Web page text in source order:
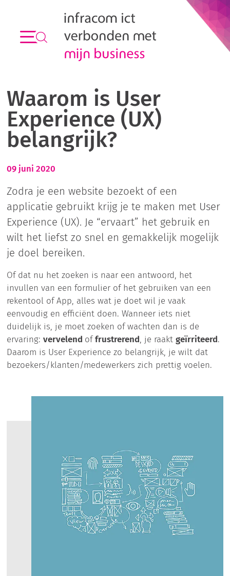
Waarom is User
Experience (UX)
belangrijk?
09 juni 2020
Zodra je een website bezoekt of een
applicatie gebruikt krijg je te maken met User
Experience (UX). Je “ervaart” het gebruik en
wilt het liefst zo snel en gemakkelijk mogelijk
je doel bereiken.
Of dat nu het zoeken is naar een antwoord, het
invullen van een formulier of het gebruiken van een
rekentool of App, alles wat je doet wil je vaak
eenvoudig en efficiënt doen. Wanneer iets niet
duidelijk is, je moet zoeken of wachten dan is de
ervaring: vervelend offrustrerend, je raakt geïrriteerd.
Daarom is User Experience zo belangrijk, je wilt dat
bezoekers/klanten/medewerkers zich prettig voelen.